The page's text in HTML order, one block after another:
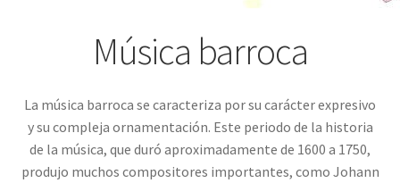
No ficción
Novelas
Música barroca
La música barroca se caracteriza por su carácter expresivo
y su compleja ornamentación. Este periodo de la historia
de la música, que duró aproximadamente de 1600 a 1750,
produjo muchos compositores importantes, como Johann